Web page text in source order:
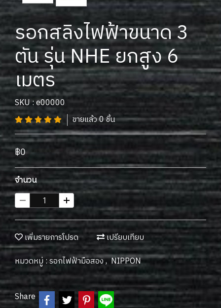
รอกสลิงไฟฟ้าขนาด 3
ตัน รุ่น NHE ยกสูง 6
เมตร
SKU : e00000
ขายแล้ว 0 ชิ้น
฿0
จำนวน
เพิ่มรายการโปรด
เปรียบเทียบ
หมวดหมู่ :รอกไฟฟ้ามือสอง,NIPPON
Share